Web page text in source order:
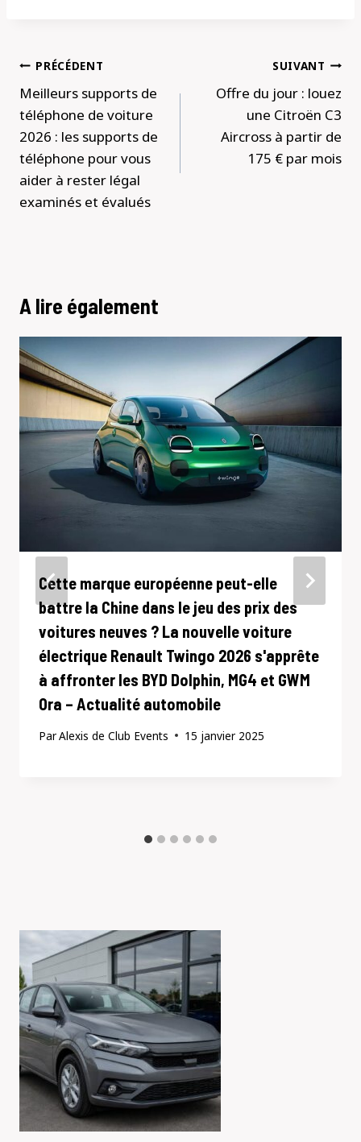
Navigation
de
l’article
PRÉCÉDENT
Meilleurs supports de
téléphone de voiture
2026 : les supports de
téléphone pour vous
aider à rester légal
examinés et évalués
SUIVANT
Offre du jour : louez
une Citroën C3
Aircross à partir de
175 € par mois
A lire également
Cette marque européenne peut-elle
battre la Chine dans le jeu des prix des
voitures neuves ? La nouvelle voiture
électrique Renault Twingo 2026 s'apprête
à affronter les BYD Dolphin, MG4 et GWM
Ora – Actualité automobile
ParAlexis de Club Events 15 janvier 2025